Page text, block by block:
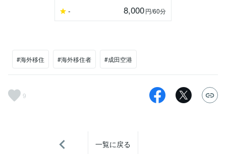
- 8,000円/60分
#海外移住 #海外移住者 #成田空港
9
一覧に戻る